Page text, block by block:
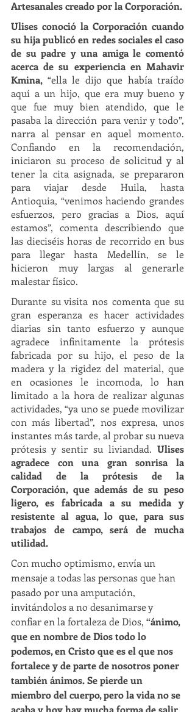
Ulises conoció la Corporación cuando
su hija publicó en redes sociales el caso
de su padre y una amiga le comentó
acerca de su experiencia en Mahavir
Kmina, “ella le dijo que había traído
aquí a un hijo, que era muy bueno y
que fue muy bien atendido, que le
pasaba la dirección para venir y todo”,
narra al pensar en aquel momento.
Confiando en la recomendación,
iniciaron su proceso de solicitud y al
tener la cita asignada, se prepararon
para viajar desde Huila, hasta
Antioquia, “venimos haciendo grandes
esfuerzos, pero gracias a Dios, aquí
estamos”, comenta describiendo que
las dieciséis horas de recorrido en bus
para llegar hasta Medellín, se le
hicieron muy largas al generarle
malestar físico.
Durante su visita nos comenta que su
gran esperanza es hacer actividades
diarias sin tanto esfuerzo y aunque
agradece infinitamente la prótesis
fabricada por su hijo, el peso de la
madera y la rigidez del material, que
en ocasiones le incomoda, lo han
limitado a la hora de realizar algunas
actividades, “ya uno se puede movilizar
con más libertad”, nos expresa, unos
instantes más tarde, al probar su nueva
prótesis y sentir su liviandad. Ulises
agradece con una gran sonrisa la
calidad de la prótesis de la
Corporación, que además de su peso
ligero, es fabricada a su medida y
resistente al agua, lo que, para sus
trabajos de campo, será de mucha
utilidad.
Con mucho optimismo, envía un
mensaje a todas las personas que han
pasado por una amputación,
invitándolos a no desanimarse y
confiar en la fortaleza de Dios, “ánimo,
que en nombre de Dios todo lo
podemos, en Cristo que es el que nos
fortalece y de parte de nosotros poner
también ánimos. Se pierde un
miembro del cuerpo, pero la vida no se
acaba y hoy hay mucha forma de salir